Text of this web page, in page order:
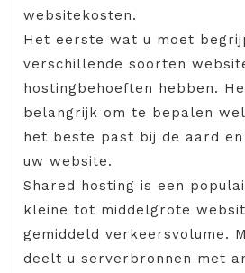
websitekosten.
Het eerste wat u moet
verschillende soorten
hostingbehoeften hebben.
belangrijk om te bepalen
het beste past bij de aard
uw website.
Shared hosting is een
kleine tot middelgrote
gemiddeld verkeersvolume.
deelt u serverbronnen met